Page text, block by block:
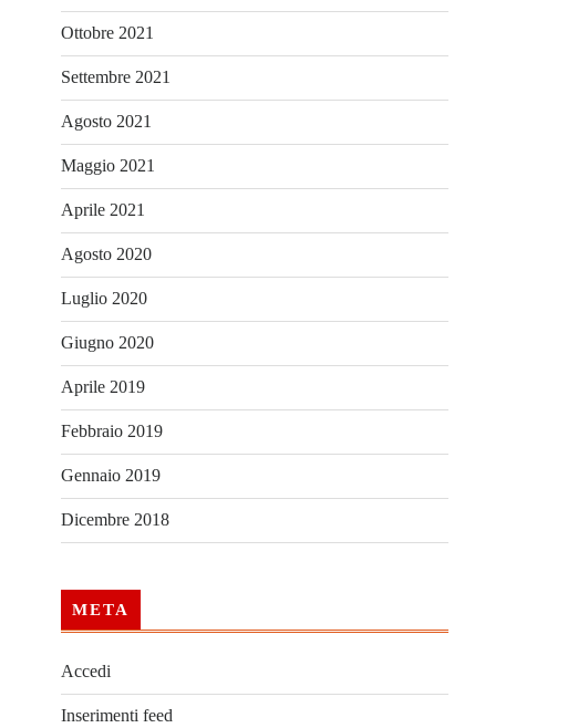
Ottobre 2021
Settembre 2021
Agosto 2021
Maggio 2021
Aprile 2021
Agosto 2020
Luglio 2020
Giugno 2020
Aprile 2019
Febbraio 2019
Gennaio 2019
Dicembre 2018
META
Accedi
Inserimenti feed